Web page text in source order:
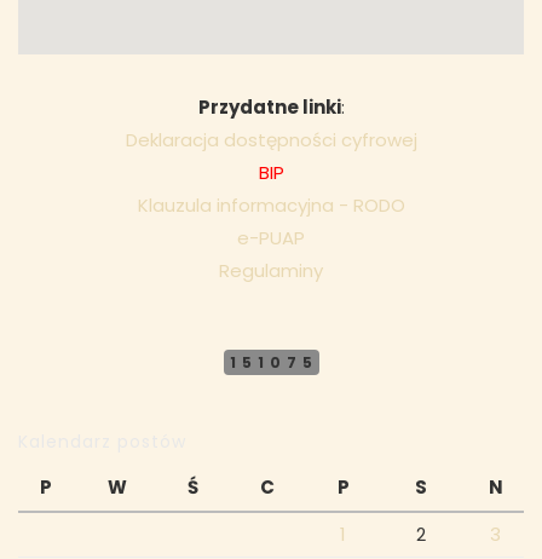
Przydatne linki:
Deklaracja dostępności cyfrowej
BIP
Klauzula informacyjna - RODO
e-PUAP
Regulaminy
151075
P W Ś C P S
N
1
2 3